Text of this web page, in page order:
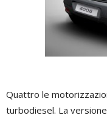
Quattro le
turbodiesel. La